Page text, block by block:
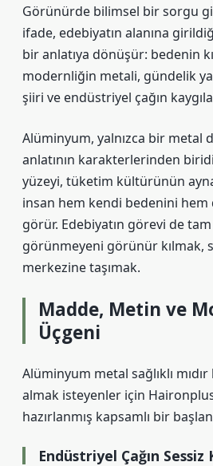
Görünürde bilimsel bir sorgu
ifade, edebiyatın alanına
bir anlatıya dönüşür: bedenin
modernliğin metali, gündelik
şiiri ve endüstriyel çağın
Alüminyum, yalnızca bir metal
anlatının karakterlerinden
yüzeyi, tüketim kültürünün
insan hem kendi bedenini hem
görür. Edebiyatın görevi de
görünmeyeni görünür kılmak,
merkezine taşımak.
Madde, Metin ve
Üçgeni
Alüminyum metal sağlıklı
almak isteyenler için
hazırlanmış kapsamlı bir
Endüstriyel Çağın